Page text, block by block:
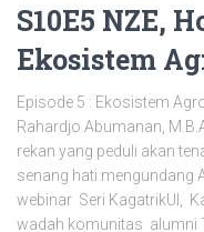
S10E5 NZE,
Ekosistem
Episode 5 : Ekosistem
Rahardjo Abumanan,
rekan yang peduli akan
senang hati mengundang
webinar Seri KagatrikUI,
wadah komunitas alumni